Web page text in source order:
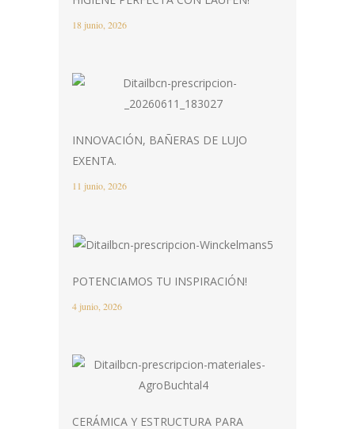
18 junio, 2026
INNOVACIÓN, BAÑERAS DE LUJO
EXENTA.
11 junio, 2026
POTENCIAMOS TU INSPIRACIÓN!
4 junio, 2026
CERÁMICA Y ESTRUCTURA PARA